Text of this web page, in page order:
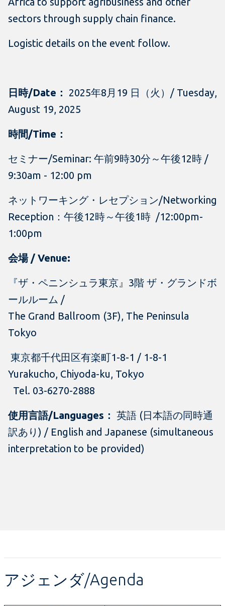
sectors through supply chain finance.
Logistic details on the event follow.
日時/Date：
2025年8月19 日（火）/ Tuesday,
August 19, 2025
時間/Time：
セミナー/Seminar: 午前9時30分～午後12時 /
9:30am - 12:00 pm
ネットワーキング・レセプション/Networking
Reception：午後12時～午後1時 /12:00pm-
1:00pm
会場 / Venue:
『ザ・ペニンシュラ東京』3階 ザ・グランドボ
ールルーム /
The Grand Ballroom (3F), The Peninsula
Tokyo
東京都千代田区有楽町1-8-1 / 1-8-1
Yurakucho, Chiyoda-ku, Tokyo
Tel. 03-6270-2888
使用言語/Languages： 英語 (日本語の同時通
訳あり) / English and Japanese (simultaneous
interpretation to be provided)
アジェンダ/Agenda